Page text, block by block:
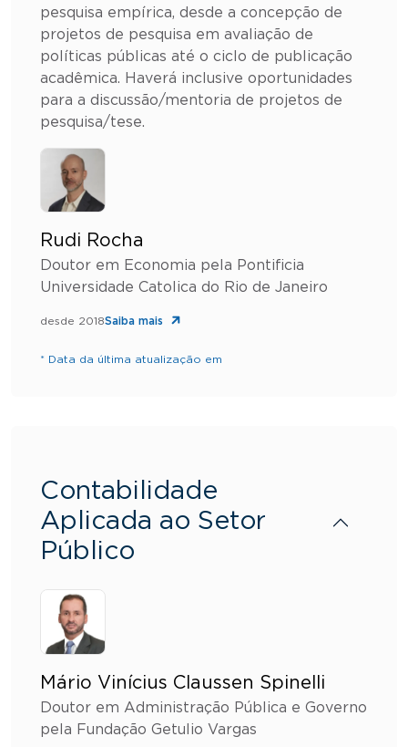
pesquisa empírica, desde a concepção de
projetos de pesquisa em avaliação de
políticas públicas até o ciclo de publicação
acadêmica. Haverá inclusive oportunidades
para a discussão/mentoria de projetos de
pesquisa/tese.
Rudi Rocha
Doutor em Economia pela Pontificia
Universidade Catolica do Rio de Janeiro
desde 2018Saiba mais
* Data da última atualização em
Contabilidade
Aplicada ao Setor
Público
Mário Vinícius Claussen Spinelli
Doutor em Administração Pública e Governo
pela Fundação Getulio Vargas